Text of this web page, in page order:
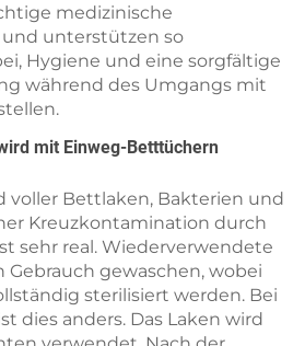
medizinische
unterstützen so
Hygiene und eine sorgfältige
während des Umgangs mit
mit Einweg-Betttüchern
voller Bettlaken, Bakterien und
Kreuzkontamination durch
sehr real. Wiederverwendete
Gebrauch gewaschen, wobei
sterilisiert werden. Bei
dies anders. Das Laken wird